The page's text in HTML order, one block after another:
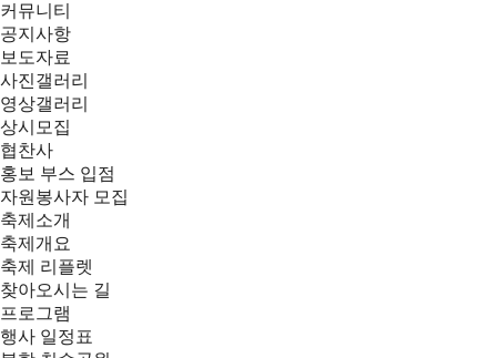
커뮤니티
공지사항
보도자료
사진갤러리
영상갤러리
상시모집
협찬사
홍보 부스 입점
자원봉사자 모집
축제소개
축제개요
축제 리플렛
찾아오시는 길
프로그램
행사 일정표